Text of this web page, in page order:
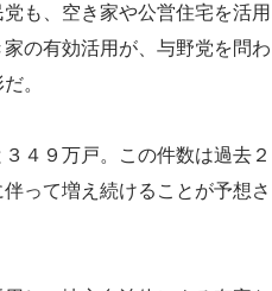
も、空き家や公営住宅を活用
の有効活用が、与野党を問わ
。
４９万戸。この件数は過去２
って増え続けることが予想さ